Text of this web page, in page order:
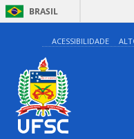
BRASIL
ACESSIBILIDADE